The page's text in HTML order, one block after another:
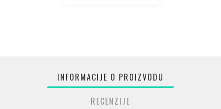
INFORMACIJE O PROIZVODU
RECENZIJE